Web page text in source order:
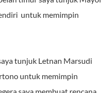
untuk memimpin
tunjuk Letnan Marsudi
untuk memimpin